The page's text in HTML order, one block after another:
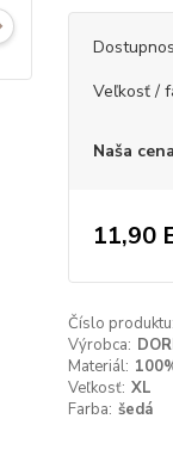
Veľkosť /
Naša cena
11,90
Číslo produktu:
Výrobca:
Materiál:
Veľkosť: XL
Farba: šedá